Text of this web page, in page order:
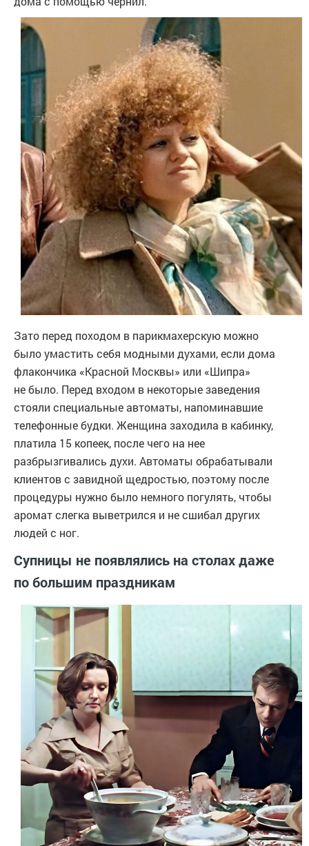
Зато перед походом в парикмахерскую можно
было умастить себя модными духами, если дома
флакончика «Красной Москвы» или «Шипра»
не было. Перед входом в некоторые заведения
стояли специальные автоматы, напоминавшие
телефонные будки. Женщина заходила в кабинку,
платила 15 копеек, после чего на нее
разбрызгивались духи. Автоматы обрабатывали
клиентов с завидной щедростью, поэтому после
процедуры нужно было немного погулять, чтобы
аромат слегка выветрился и не сшибал других
людей с ног.
Супницы не появлялись на столах даже
по большим праздникам